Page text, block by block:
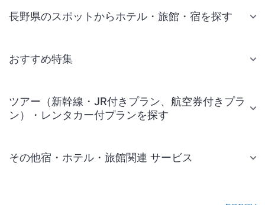
長野県のスポットからホテル・旅館・宿を探す
おすすめ特集
ツアー（新幹線・JR付きプラン、航空券付きプラ
ン）・レンタカー付プランを探す
その他宿・ホテル・旅館関連 サービス